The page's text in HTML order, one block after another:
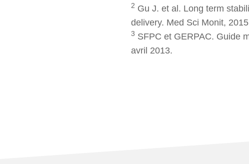
2 Gu J. et al. Long term
delivery. Med Sci Monit,
3 SFPC et GERPAC. Guide
avril 2013.